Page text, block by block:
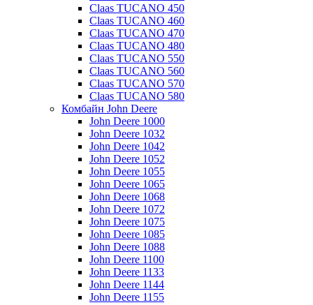
Claas TUCANO 450
Claas TUCANO 460
Claas TUCANO 470
Claas TUCANO 480
Claas TUCANO 550
Claas TUCANO 560
Claas TUCANO 570
Claas TUCANO 580
Комбайн John Deere
John Deere 1000
John Deere 1032
John Deere 1042
John Deere 1052
John Deere 1055
John Deere 1065
John Deere 1068
John Deere 1072
John Deere 1075
John Deere 1085
John Deere 1088
John Deere 1100
John Deere 1133
John Deere 1144
John Deere 1155